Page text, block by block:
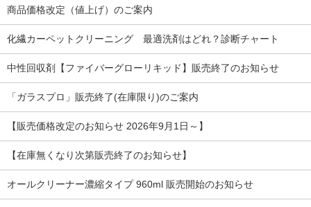
商品価格改定（値上げ）のご案内
化繊カーペットクリーニング 最適洗剤はどれ？診断チャート
中性回収剤【ファイバーグローリキッド】販売終了のお知らせ
「ガラスプロ」販売終了(在庫限り)のご案内
【販売価格改定のお知らせ 2026年9月1日～】
【在庫無くなり次第販売終了のお知らせ】
オールクリーナー濃縮タイプ 960ml 販売開始のお知らせ